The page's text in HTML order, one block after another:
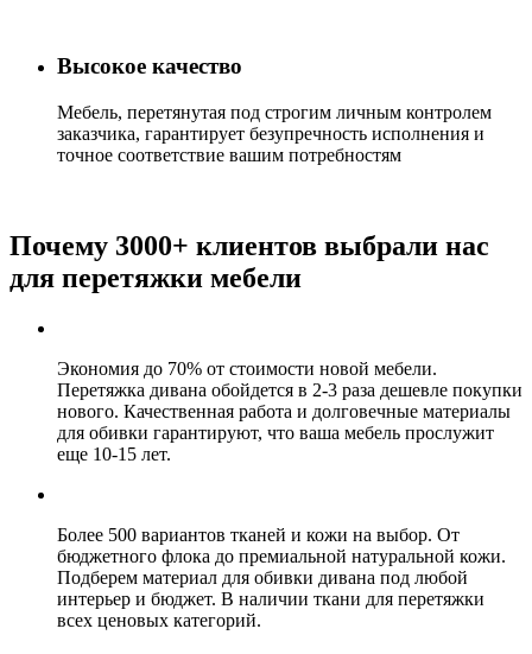
Высокое качество
Мебель, перетянутая под строгим личным контролем
заказчика, гарантирует безупречность исполнения и
точное соответствие вашим потребностям
Почему 3000+ клиентов выбрали нас
для перетяжки мебели
Экономия до 70% от стоимости новой мебели.
Перетяжка дивана обойдется в 2-3 раза дешевле покупки
нового. Качественная работа и долговечные материалы
для обивки гарантируют, что ваша мебель прослужит
еще 10-15 лет.
Более 500 вариантов тканей и кожи на выбор. От
бюджетного флока до премиальной натуральной кожи.
Подберем материал для обивки дивана под любой
интерьер и бюджет. В наличии ткани для перетяжки
всех ценовых категорий.